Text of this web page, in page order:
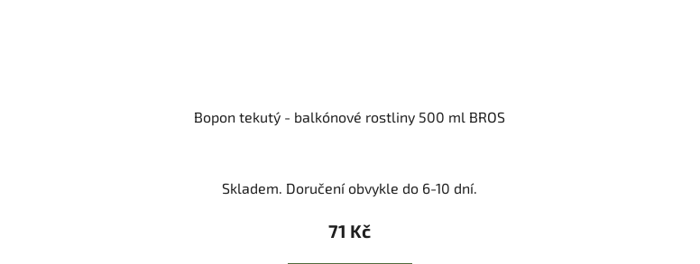
Bopon tekutý - balkónové rostliny 500 ml BROS
Skladem. Doručení obvykle do 6-10 dní.
71 Kč